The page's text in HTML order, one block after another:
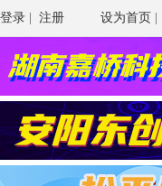
登录 注册 设为首页